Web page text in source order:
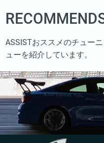
Skip
to
content
ASSISTおススメのチュー
ューを紹介しています。